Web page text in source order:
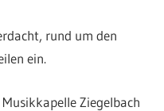
rund um den
ein.
Ziegelbach